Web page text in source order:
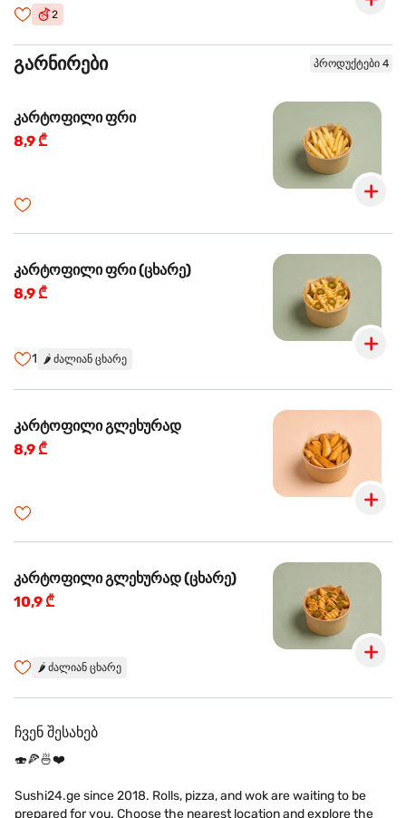
2
გარნირები პროდუქტები 4
კარტოფილი ფრი
8,9 ₾
კარტოფილი ფრი (ცხარე)
8,9 ₾
1 🌶️ ძალიან ცხარე
კარტოფილი გლეხურად
8,9 ₾
კარტოფილი გლეხურად (ცხარე)
10,9 ₾
🌶️ ძალიან ცხარე
ჩვენ შესახებ
🍣🍕🍜❤️
Sushi24.ge since 2018. Rolls, pizza, and wok are waiting to be
prepared for you. Choose the nearest location and explore the